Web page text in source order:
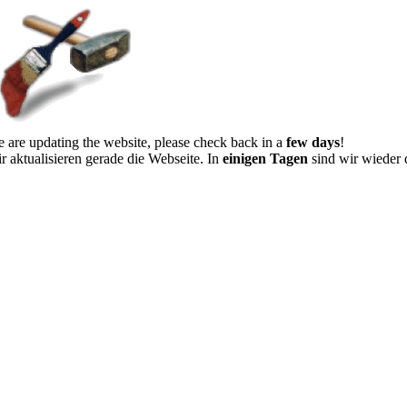
are updating the website, please check back in a few days!
aktualisieren gerade die Webseite. In einigen Tagen sind wir wieder